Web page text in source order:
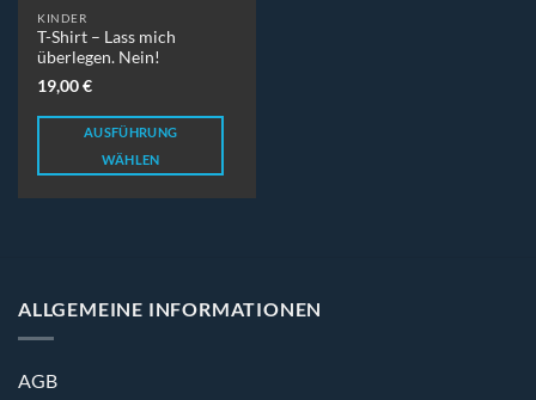
KINDER
T-Shirt – Lass mich
überlegen. Nein!
19,00€
AUSFÜHRUNG
WÄHLEN
auf.
Die
können
ALLGEMEINE INFORMATIONEN
AGB